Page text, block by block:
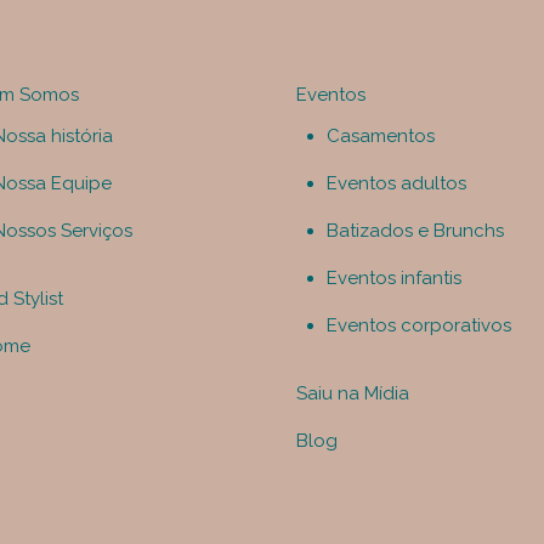
Somos
história
Equipe
Serviços
Stylist
Eventos
Casamentos
Eventos adultos
Batizados e Brunchs
Eventos infantis
Eventos corporativos
Saiu na Mídia
Blog